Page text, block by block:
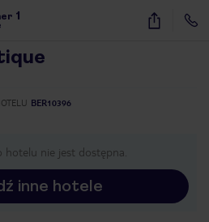
1 40
BER10396
hotelu nie jest dostępna.
inne hotele